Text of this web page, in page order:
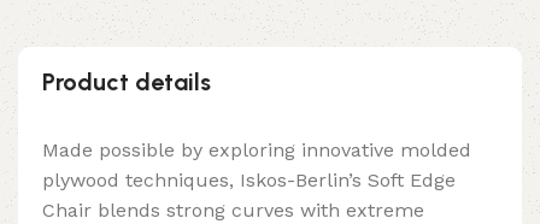
Product details
Made possible by exploring innovative molded
plywood techniques, Iskos-Berlin’s Soft Edge
Chair blends strong curves with extreme